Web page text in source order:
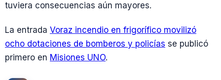
tuviera consecuencias aún mayores.
La entrada Voraz incendio en frigorífico movilizó
ocho dotaciones de bomberos y policías se publicó
primero en Misiones UNO.